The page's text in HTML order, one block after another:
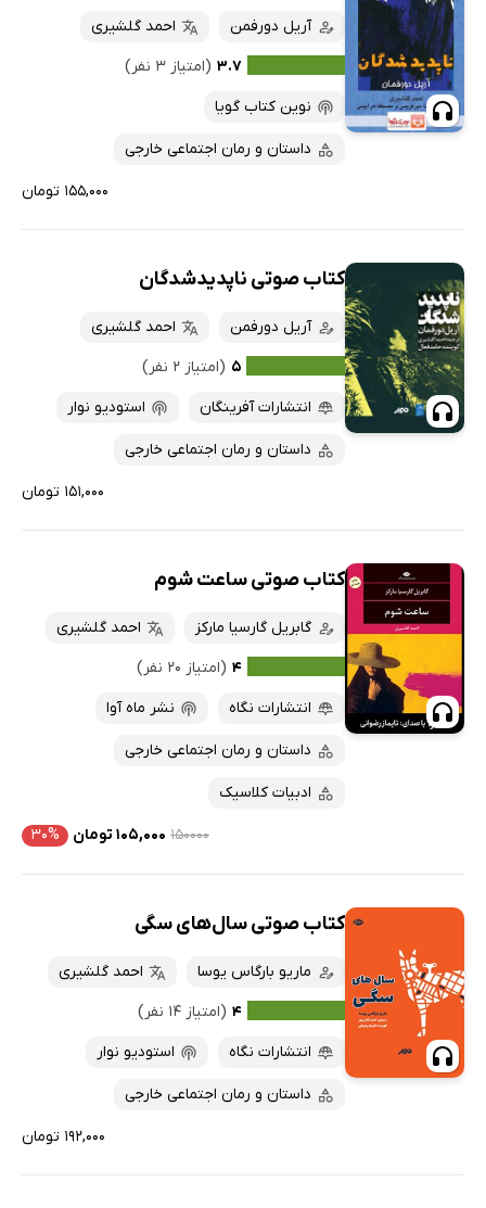
آریل دورفمن
احمد گلشیری
۳.۷ (امتیاز ۳ نفر)
نوین کتاب گویا
داستان و رمان اجتماعی خارجی
۱۵۵,۰۰۰ تومان
کتاب صوتی ناپدیدشدگان
آریل دورفمن
احمد گلشیری
۵ (امتیاز ۲ نفر)
انتشارات آفرینگان
استودیو نوار
داستان و رمان اجتماعی خارجی
۱۵۱,۰۰۰ تومان
کتاب صوتی ساعت شوم
گابریل گارسیا مارکز
احمد گلشیری
۴ (امتیاز ۲۰ نفر)
انتشارات نگاه
نشر ماه آوا
داستان و رمان اجتماعی خارجی
ادبیات کلاسیک
۱۵۰۰۰۰ ۱۰۵,۰۰۰ تومان ۳۰%
کتاب صوتی سال‌های سگی
ماریو بارگاس یوسا
احمد گلشیری
۴ (امتیاز ۱۴ نفر)
انتشارات نگاه
استودیو نوار
داستان و رمان اجتماعی خارجی
۱۹۲,۰۰۰ تومان